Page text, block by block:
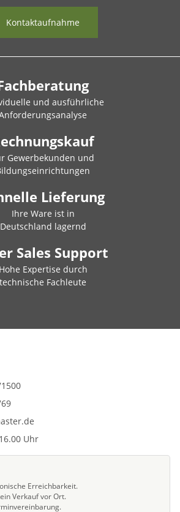
Kontaktaufnahme
und ausführliche
Gewerbekunden und
Lieferung
Ihre Ware ist in
Deutschland lagernd
Sales Support
Hohe Expertise durch
technische Fachleute
Uhr
Erreichbarkeit.
Verkauf vor Ort.